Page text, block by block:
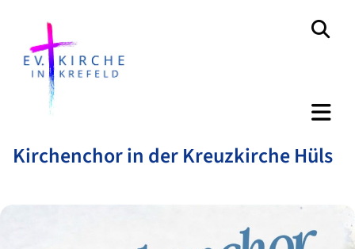
Kirchenchor in der Kreuzkirche Hüls